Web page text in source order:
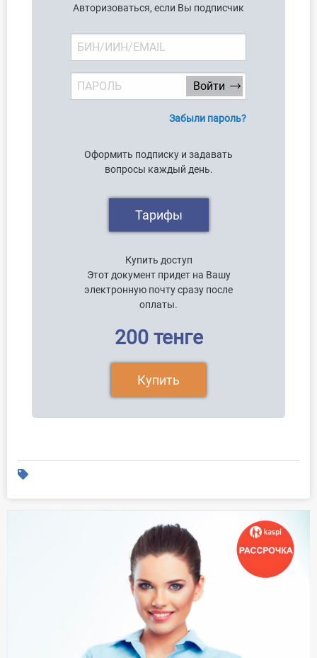
Авторизоваться, если Вы подписчик
Забыли пароль?
Оформить подписку и задавать
вопросы каждый день.
Тарифы
Купить доступ
Этот документ придет на Вашу
электронную почту сразу после
оплаты.
200 тенге
Купить